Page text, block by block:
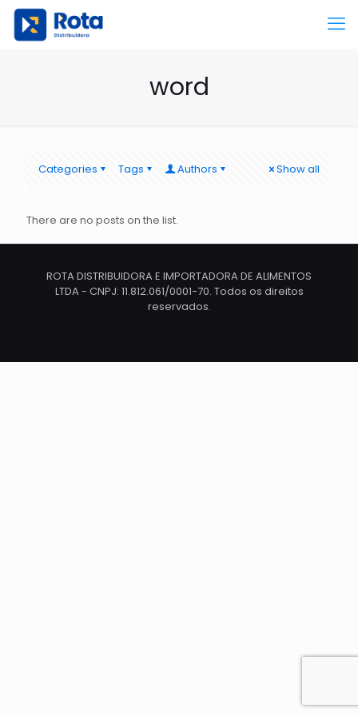
word
Categories Tags Authors Show all
There are no posts on the list.
ROTA DISTRIBUIDORA E IMPORTADORA DE ALIMENTOS
LTDA - CNPJ: 11.812.061/0001-70. Todos os direitos
reservados.